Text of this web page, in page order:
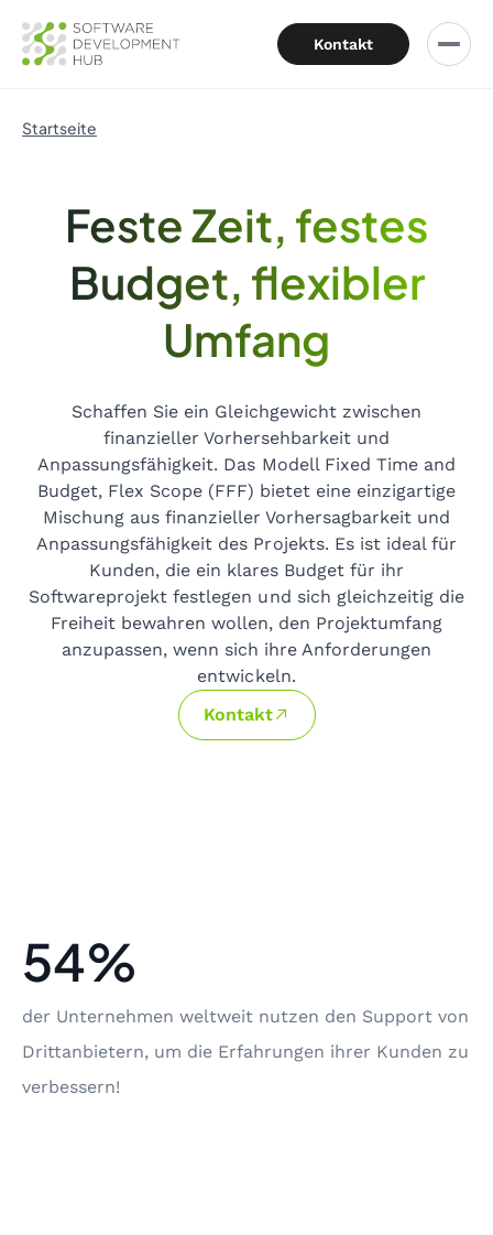
Kontakt
Startseite
Feste Zeit, festes
Budget, flexibler
Umfang
Schaffen Sie ein Gleichgewicht zwischen
finanzieller Vorhersehbarkeit und
Anpassungsfähigkeit. Das Modell Fixed Time and
Budget, Flex Scope (FFF) bietet eine einzigartige
Mischung aus finanzieller Vorhersagbarkeit und
Anpassungsfähigkeit des Projekts. Es ist ideal für
Kunden, die ein klares Budget für ihr
Softwareprojekt festlegen und sich gleichzeitig die
Freiheit bewahren wollen, den Projektumfang
anzupassen, wenn sich ihre Anforderungen
entwickeln.
Kontakt
54%
der Unternehmen weltweit nutzen den Support von
Drittanbietern, um die Erfahrungen ihrer Kunden zu
verbessern!